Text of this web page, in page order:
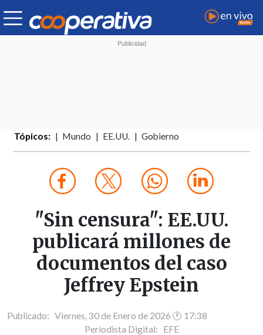
Tópicos: Mundo EE.UU. Gobierno
"Sin censura": EE.UU.
publicará millones de
documentos del caso
Jeffrey Epstein
Publicado: Viernes, 30 de Enero de 2026 🕐 17:38
Periodista Digital: EFE